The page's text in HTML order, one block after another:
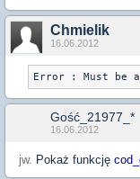
Chmielik
16.06.2012
Error : Must be
Gość_21977_*
16.06.2012
jw. Pokaż funkcję